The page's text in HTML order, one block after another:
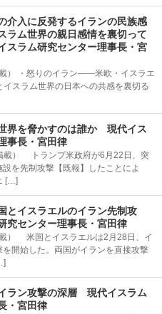
介入に反発するイランの民族感
ム世界の親日感情を裏切って
ラム研究センター理事長・宮
） ・怒りのイラン――米欧・イスラエ
スラム世界の日本への共感を裏切る
界を脅かすのは誰か 現代イス
事長・宮田律
載） トランプ米政府が6月22日、突
を先制攻撃【既報】したことによ
[…]
とイスラエルのイラン先制攻
センター理事長・宮田律
載） 米国とイスラエルは2月28日、イ
を開始した。両国がイランを直接攻撃
ラン攻撃の深層 現代イスラム
・宮田律